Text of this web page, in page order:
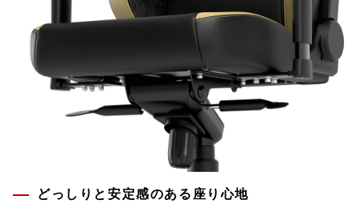
どっしりと安定感のある座り心地